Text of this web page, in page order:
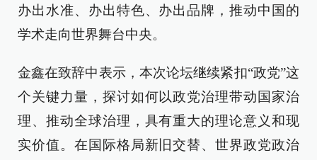
办出水准、办出特色、办出品牌，推动中国的
学术走向世界舞台中央。
金鑫在致辞中表示，本次论坛继续紧扣“政党”这
个关键力量，探讨如何以政党治理带动国家治
理、推动全球治理，具有重大的理论意义和现
实价值。在国际格局新旧交替、世界政党政治